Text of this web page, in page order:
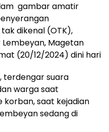
gambar amatir
dikenal (OTK),
Magetan
(20/12/2024) dini hari
terdengar suara
warga saat
korban, saat kejadian
sedang di